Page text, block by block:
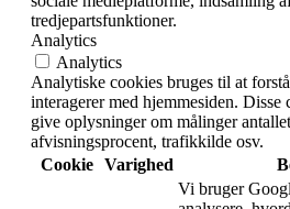
tredjepartsfunktioner.
Analytics
Analytics
Analytiske cookies bruges til at
interagerer med hjemmesiden.
give oplysninger om målinger
afvisningsprocent, trafikkilde osv.
Cookie Varighed
Vi bruger